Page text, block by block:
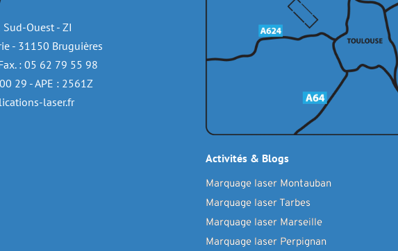
Ouest - ZI
- 31150 Bruguières
: 05 62 79 55 98
29 - APE : 2561Z
laser.fr
Activités & Blogs
Marquage laser Montauban
Marquage laser Tarbes
Marquage laser Marseille
Marquage laser Perpignan